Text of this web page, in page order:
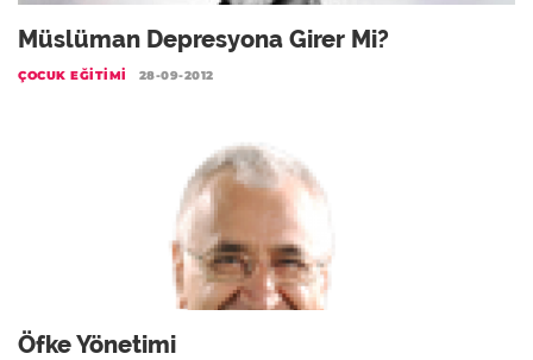
Müslüman Depresyona Girer Mi?
ÇOCUK EĞITIMI 28-09-2012
Öfke Yönetimi